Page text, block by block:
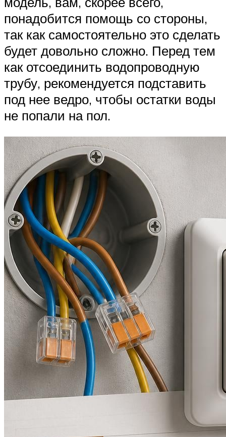
понадобится помощь со стороны,
так как самостоятельно это сделать
будет довольно сложно. Перед тем
как отсоединить водопроводную
трубу, рекомендуется подставить
под нее ведро, чтобы остатки воды
не попали на пол.